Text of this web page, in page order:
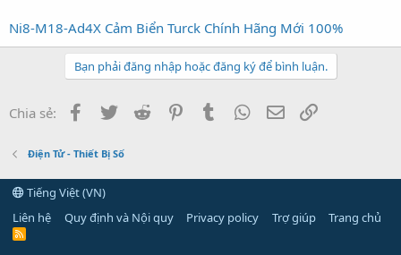
Ni8-M18-Ad4X Cảm Biển Turck Chính Hãng Mới 100%
Bạn phải đăng nhập hoặc đăng ký để bình luận.
Chia sẻ: Facebook
Twitter Reddit PinterestTumblr WhatsApp
Email
Điện Tử - Thiết Bị Số
Tiếng Việt (VN)
Liên hệ
Quy định và Nội quy Privacy policy Trợ giúp Trang chủ
R